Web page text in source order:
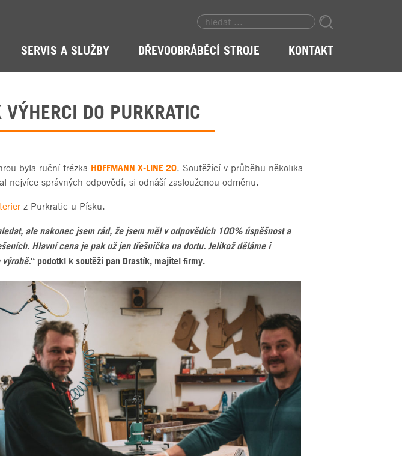
SERVIS A SLUŽBY DŘEVOOBRÁBĚCÍ STROJE KONTAKT
DO PURKRATIC
byla ruční frézka HOFFMANN X-LINE 20. Soutěžící v průběhu několika
správných odpovědí, si odnáší zaslouženou odměnu.
z Purkratic u Písku.
ale nakonec jsem rád, že jsem měl v odpovědích 100% úspěšnost a
Hlavní cena je pak už jen třešnička na dortu. Jelikož děláme i
“ podotkl k soutěži pan Drastík, majitel firmy.